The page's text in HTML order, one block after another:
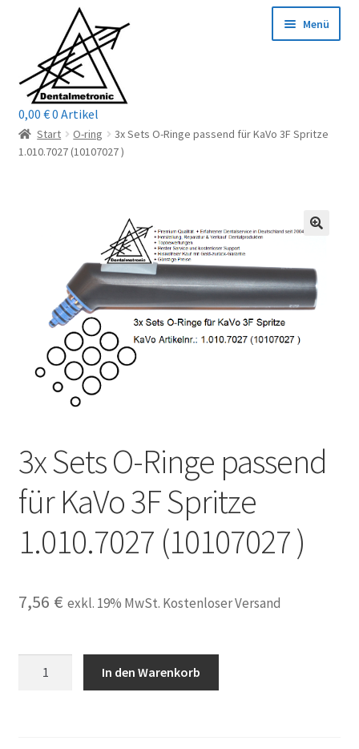
Navigation
springen
springen
Menü
Home
Reparaturservice
öffnen
Wichtige Infos
Unsere Firma
Stellenangebote
0,00 €0 Artikel
Start O-ring
3x Sets O-Ringe passend für KaVo 3F Spritze
1.010.7027 (10107027 )
3x Sets O-Ringe passend
für KaVo 3F Spritze
1.010.7027 (10107027 )
7,56 € exkl. 19% MwSt. Kostenloser Versand
In den Warenkorb